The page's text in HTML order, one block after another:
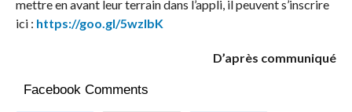
mettre en avant leur terrain dans l’appli, il peuvent s’inscrire
ici : https://goo.gl/5wzlbK
D’après communiqué
Facebook Comments